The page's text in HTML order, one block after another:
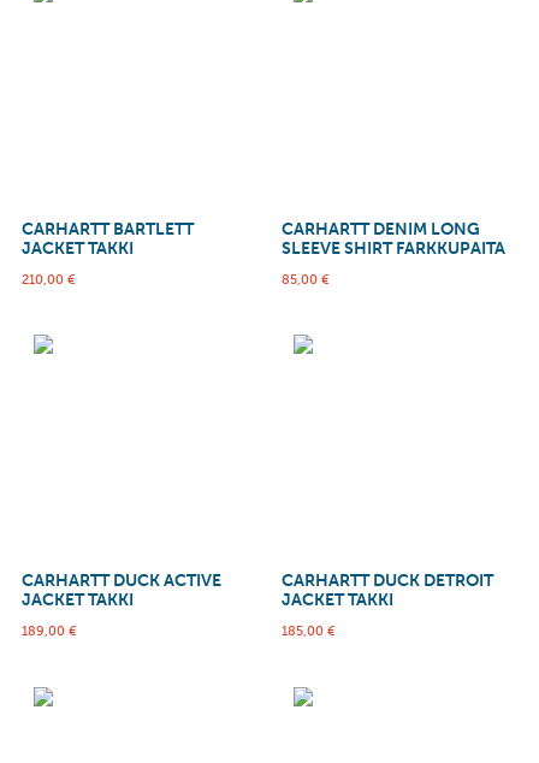
CARHARTT BARTLETT
JACKET TAKKI
210,00 €
CARHARTT DENIM LONG
SLEEVE SHIRT FARKKUPAITA
85,00 €
CARHARTT DUCK ACTIVE
JACKET TAKKI
189,00 €
CARHARTT DUCK DETROIT
JACKET TAKKI
185,00 €